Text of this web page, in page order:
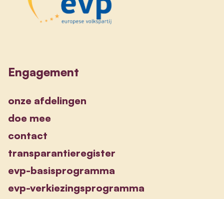
Engagement
onze afdelingen
doe mee
contact
transparantieregister
evp-basisprogramma
evp-verkiezingsprogramma